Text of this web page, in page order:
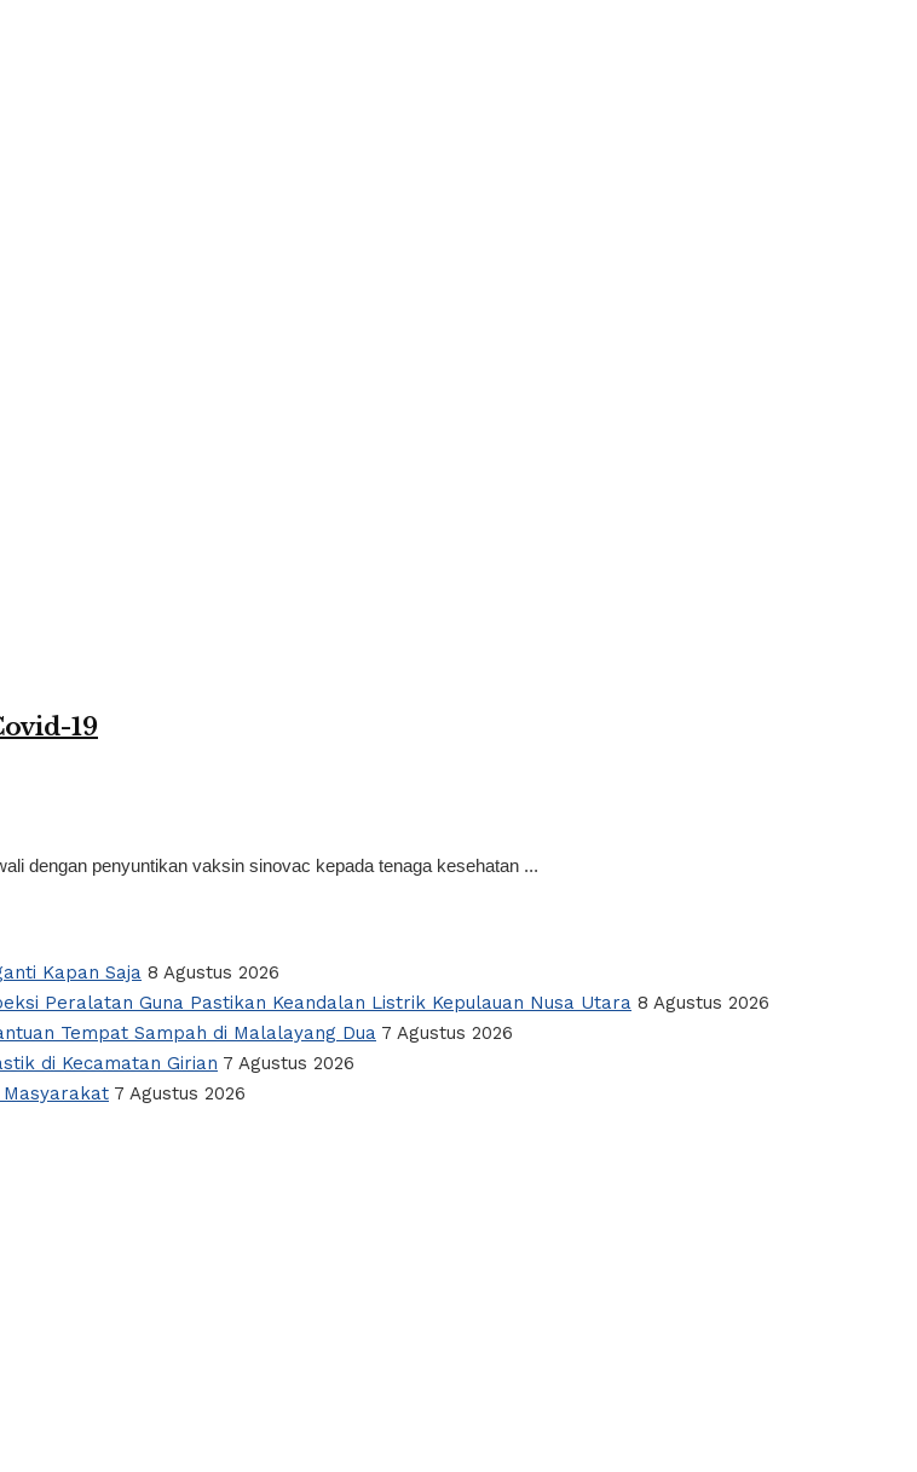
19
dengan penyuntikan vaksin sinovac kepada tenaga kesehatan ...
Kapan Saja 8 Agustus 2026
Peralatan Guna Pastikan Keandalan Listrik Kepulauan Nusa Utara 8 Agustus 2026
Tempat Sampah di Malalayang Dua 7 Agustus 2026
di Kecamatan Girian 7 Agustus 2026
Masyarakat 7 Agustus 2026